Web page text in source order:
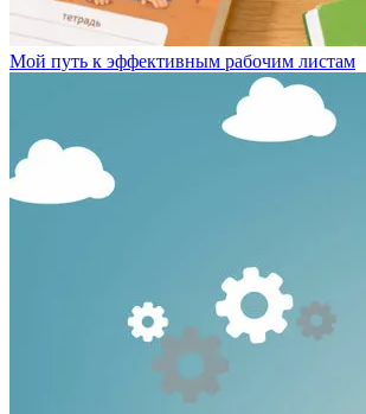
Мой путь к эффективным рабочим листам